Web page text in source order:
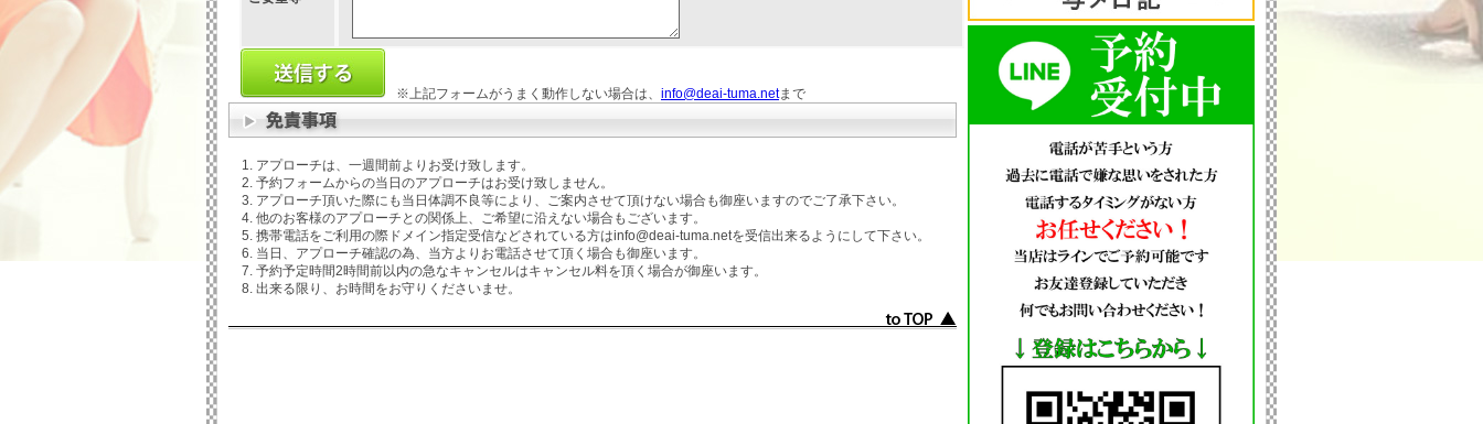
※上記フォームがうまく動作しない場合は、 info@deai-tuma.netまで
アプローチは、一週間前よりお受け致します。
予約フォームからの当日のアプローチはお受け致しません。
アプローチ頂いた際にも当日体調不良等により、ご案内させて頂けない場合も御座いますのでご了承下さい。
他のお客様のアプローチとの関係上、ご希望に沿えない場合もございます。
携帯電話をご利用の際ドメイン指定受信などされている方はinfo@deai-tuma.netを受信出来るようにして下さい。
当日、アプローチ確認の為、当方よりお電話させて頂く場合も御座います。
予約予定時間2時間前以内の急なキャンセルはキャンセル料を頂く場合が御座います。
出来る限り、お時間をお守りくださいませ。